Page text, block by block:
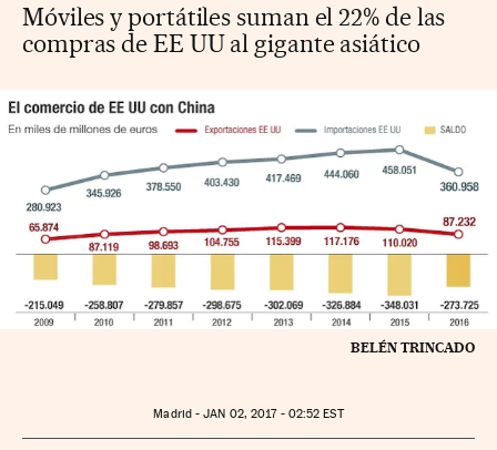
Móviles y portátiles suman el 22% de las
compras de EE UU al gigante asiático
BELÉN TRINCADO
Madrid -JAN 02, 2017 - 02:52 EST